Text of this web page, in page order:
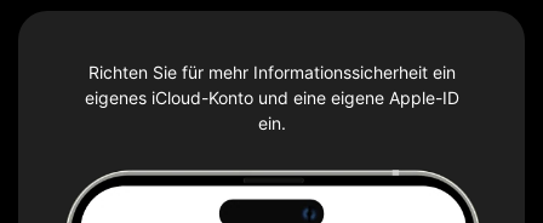
Richten Sie für mehr Informationssicherheit ein
eigenes iCloud-Konto und eine eigene Apple-ID
ein.